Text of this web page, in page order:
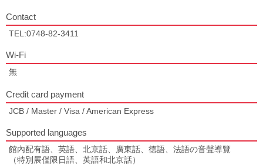
Contact
TEL:0748-82-3411
Wi-Fi
無
Credit card payment
JCB / Master / Visa / American Express
Supported languages
館內配有語、英語、北京話、廣東話、德語、法語の音聲導覽
（特別展僅限日語、英語和北京話）